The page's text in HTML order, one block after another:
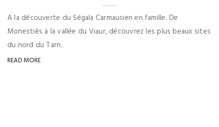
A la découverte du Ségala Carmausien en famille. De
Monestiès à la vallée du Viaur, découvrez les plus beaux sites
du nord du Tarn.
READ MORE